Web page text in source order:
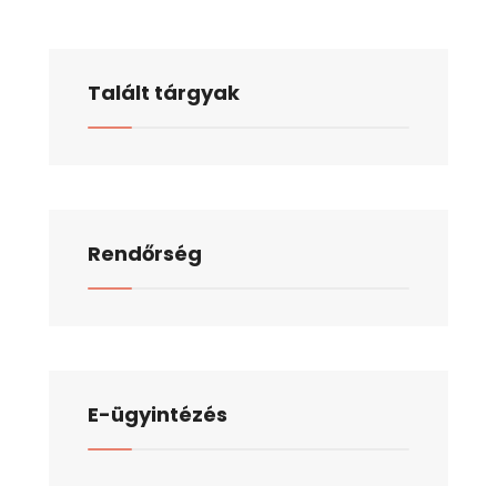
Talált tárgyak
Rendőrség
E-ügyintézés